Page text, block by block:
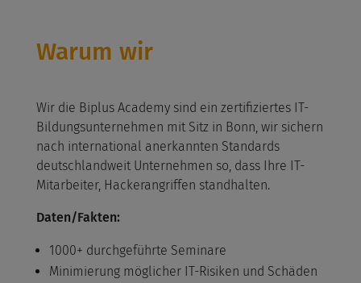
Warum wir
Wir die Biplus Academy sind ein zertifiziertes IT-
Bildungsunternehmen mit Sitz in Bonn, wir sichern
nach international anerkannten Standards
deutschlandweit Unternehmen so, dass Ihre IT-
Mitarbeiter, Hackerangriffen standhalten.
Daten/Fakten:
1000+ durchgeführte Seminare
Minimierung möglicher IT-Risiken und Schäden